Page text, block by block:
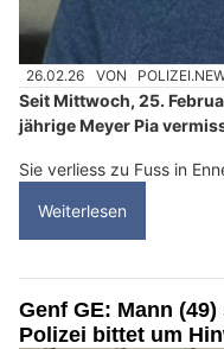
26.02.26 VON
Seit Mittwoch, 25.
jährige Meyer Pia
Sie verliess zu Fuss in
Weiterlesen
Genf GE: Mann
Polizei bittet um